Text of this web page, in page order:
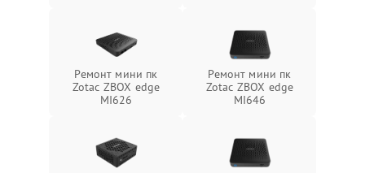
Ремонт мини пк
Zotac ZBOX edge
MI626
Ремонт мини пк
Zotac ZBOX edge
MI646